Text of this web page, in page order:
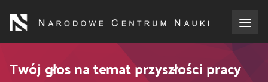
treści
o NCN
Twój głos na temat przyszłości pracy